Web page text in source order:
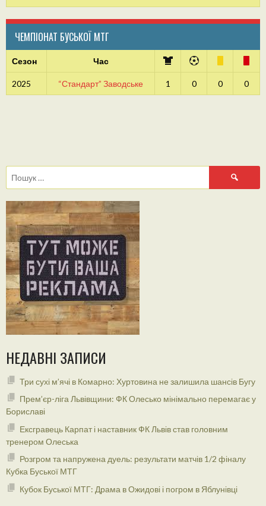
ЧЕМПІОНАТ БУСЬКОЇ МТГ
Сезон Час
2025 “Стандарт” Заводське 1 0 0 0
Пошук:
НЕДАВНІ ЗАПИСИ
Три сухі м’ячі в Комарно: Хуртовина не залишила шансів Бугу
Прем’єр-ліга Львівщини: ФК Олесько мінімально перемагає у
Бориславі
Ексгравець Карпат і наставник ФК Львів став головним
тренером Олеська
Розгром та напружена дуель: результати матчів 1/2 фіналу
Кубка Буської МТГ
Кубок Буської МТГ: Драма в Ожидові і погром в Яблунівці